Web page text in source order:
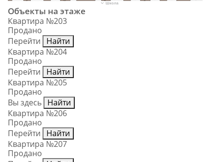
Школа
Объекты на этаже
Квартира №203
Продано
Перейти
Найти
Квартира №204
Продано
Перейти
Найти
Квартира №205
Продано
Вы здесь Найти
Квартира №206
Продано
Перейти
Найти
Квартира №207
Продано